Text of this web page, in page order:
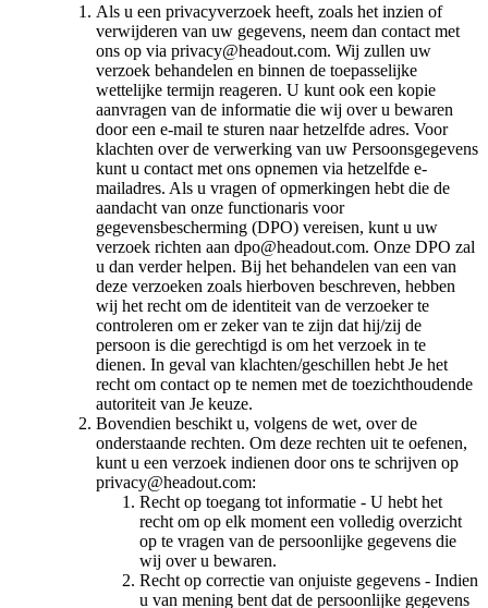
Als u een privacyverzoek heeft, zoals het inzien of
verwijderen van uw gegevens, neem dan contact met
ons op via privacy@headout.com. Wij zullen uw
verzoek behandelen en binnen de toepasselijke
wettelijke termijn reageren. U kunt ook een kopie
aanvragen van de informatie die wij over u bewaren
door een e-mail te sturen naar hetzelfde adres. Voor
klachten over de verwerking van uw Persoonsgegevens
kunt u contact met ons opnemen via hetzelfde e-
mailadres. Als u vragen of opmerkingen hebt die de
aandacht van onze functionaris voor
gegevensbescherming (DPO) vereisen, kunt u uw
verzoek richten aan dpo@headout.com. Onze DPO zal
u dan verder helpen. Bij het behandelen van een van
deze verzoeken zoals hierboven beschreven, hebben
wij het recht om de identiteit van de verzoeker te
controleren om er zeker van te zijn dat hij/zij de
persoon is die gerechtigd is om het verzoek in te
dienen. In geval van klachten/geschillen hebt Je het
recht om contact op te nemen met de toezichthoudende
autoriteit van Je keuze.
Bovendien beschikt u, volgens de wet, over de
onderstaande rechten. Om deze rechten uit te oefenen,
kunt u een verzoek indienen door ons te schrijven op
privacy@headout.com:
Recht op toegang tot informatie - U hebt het
recht om op elk moment een volledig overzicht
op te vragen van de persoonlijke gegevens die
wij over u bewaren.
Recht op correctie van onjuiste gegevens - Indien
u van mening bent dat de persoonlijke gegevens